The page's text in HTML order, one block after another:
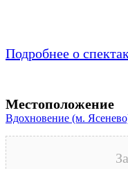
Подробнее о
Местоположение
Вдохновение (м.